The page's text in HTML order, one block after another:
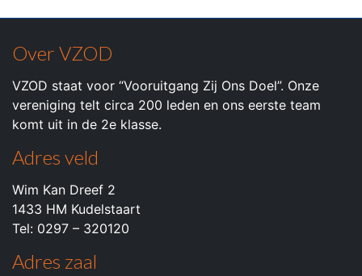
Over VZOD
VZOD staat voor “Vooruitgang Zij Ons Doel”. Onze
vereniging telt circa 200 leden en ons eerste team
komt uit in de 2e klasse.
Adres veld
Wim Kan Dreef 2
1433 HM Kudelstaart
Tel: 0297 – 320120
Adres zaal